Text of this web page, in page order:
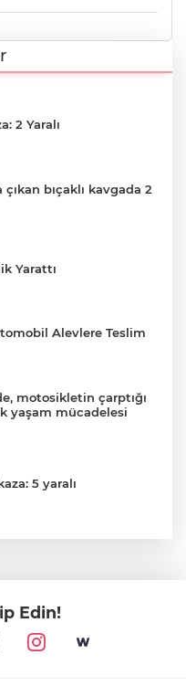
2 Yaralı
çıkan bıçaklı kavgada 2
Yarattı
Alevlere Teslim
motosikletin çarptığı
yaşam mücadelesi
5 yaralı
Dövdü...
Edin!